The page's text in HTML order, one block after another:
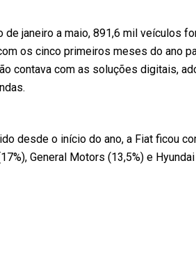
de janeiro a maio, 891,6 mil veículos
os cinco primeiros meses do ano
contava com as soluções digitais,
desde o início do ano, a Fiat ficou
General Motors (13,5%) e Hyundai